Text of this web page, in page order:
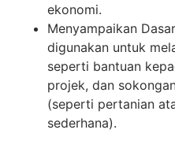
ekonomi.
Menyampaikan
digunakan untuk
seperti bantuan
projek, dan
(seperti pertanian
sederhana).